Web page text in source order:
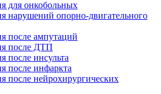
для онкобольных
нарушений опорно-двигательного
после ампутаций
после ДТП
после инсульта
после инфаркта
после нейрохирургических